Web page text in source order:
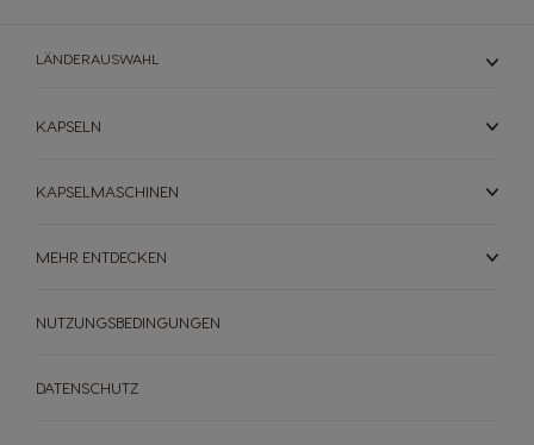
LÄNDERAUSWAHL
KAPSELN
KAPSELMASCHINEN
MEHR ENTDECKEN
NUTZUNGSBEDINGUNGEN
DATENSCHUTZ